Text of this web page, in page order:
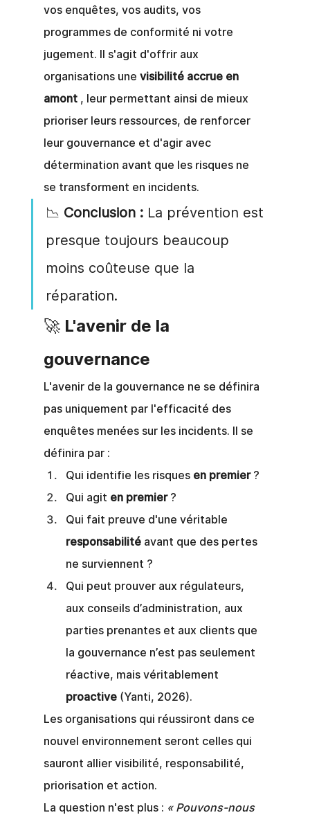
vos enquêtes, vos audits, vos
programmes de conformité ni votre
jugement. Il s'agit d'offrir aux
organisations une visibilité accrue en
amont , leur permettant ainsi de mieux
prioriser leurs ressources, de renforcer
leur gouvernance et d'agir avec
détermination avant que les risques ne
se transforment en incidents.
📉 Conclusion : La prévention est
presque toujours beaucoup
moins coûteuse que la
réparation.
🚀 L'avenir de la
gouvernance
L'avenir de la gouvernance ne se définira
pas uniquement par l'efficacité des
enquêtes menées sur les incidents. Il se
définira par :
Qui identifie les risques en premier ?
Qui agit en premier ?
Qui fait preuve d'une véritable
responsabilité avant que des pertes
ne surviennent ?
Qui peut prouver aux régulateurs,
aux conseils d’administration, aux
parties prenantes et aux clients que
la gouvernance n’est pas seulement
réactive, mais véritablement
proactive (Yanti, 2026).
Les organisations qui réussiront dans ce
nouvel environnement seront celles qui
sauront allier visibilité, responsabilité,
priorisation et action.
La question n'est plus : « Pouvons-nous